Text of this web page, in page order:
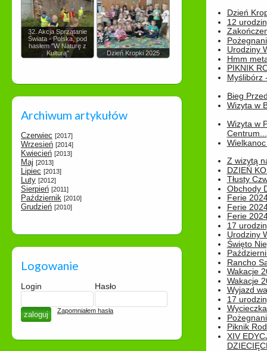
32. Akcja Sprzątanie
Świata - Polska, pod
hasłem "W Naturę z
Kulturą"
Dzień Kropki 2025
Archiwum artykułów
Czerwiec [2017]
Wrzesień [2014]
Kwiecień [2013]
Maj [2013]
Lipiec [2013]
Luty [2012]
Sierpień [2011]
Październik [2010]
Grudzień [2010]
Logowanie
Login Hasło
Zapomniałem hasła
Dzień
12
Urodziny
Hmm
PIKNIK
Myślibórz
Bieg
Wizyta w
Wizyta w
Centrum...
Z wizytą
DZIEŃ
Tłusty
Obchody
Ferie
Ferie
Ferie
17
Urodziny
Święto
Rancho
Wakacje
Wakacje
Wyjazd
17
Piknik
XIV